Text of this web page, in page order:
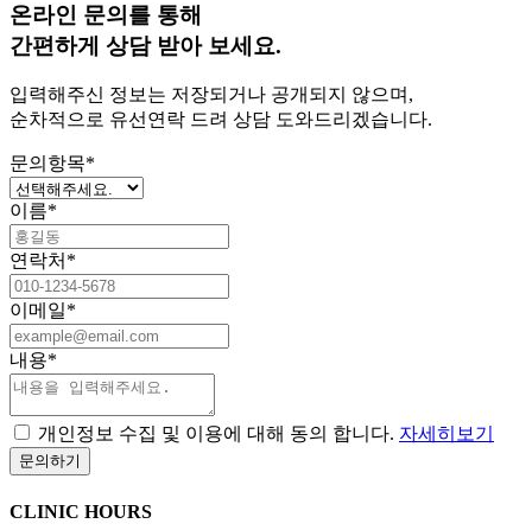
온라인 문의를 통해
간편하게 상담 받아 보세요.
입력해주신 정보는 저장되거나 공개되지 않으며,
순차적으로 유선연락 드려 상담 도와드리겠습니다.
문의항목*
이름*
연락처 *
이메일*
내용*
개인정보 수집 및 이용에 대해 동의 합니다. 자세히보기
CLINIC HOURS